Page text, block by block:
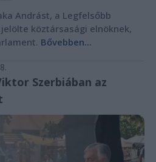
Andrást, a Legfelsőbb
köztársasági elnöknek,
Bővebben...
Szerbiában az